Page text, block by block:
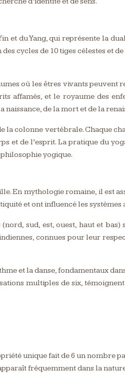
et du Yang, qui représente la
cycles de 10 tiges célestes et
où les êtres vivants peuvent
affamés, et le royaume des
de la mort et de la
la colonne vertébrale. Chaque
de l’esprit. La pratique du
yogique.
En mythologie romaine, il est
et ont influencé les
sud, est, ouest, haut et
connues pour leur
et la danse, fondamentaux
multiples de six,
unique fait de 6 un nombre
fréquemment dans la